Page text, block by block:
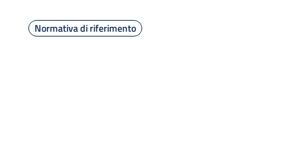
Normativa di riferimento